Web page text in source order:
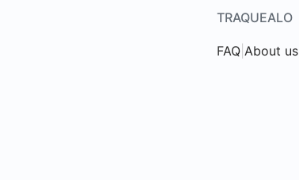
TRAQUEALO
FAQ About us